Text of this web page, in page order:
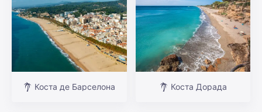
Коста де Барселона Коста Дорада